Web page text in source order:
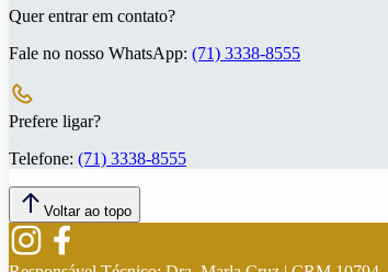
Quer entrar em contato?
Fale no nosso WhatsApp: (71) 3338-8555
Prefere ligar?
Telefone: (71) 3338-8555
Voltar ao topo